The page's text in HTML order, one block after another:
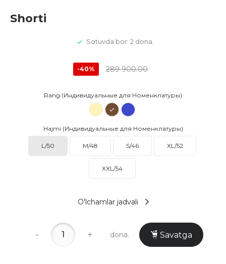
Shorti
Sotuvda bor: 2 dona.
-40% 289 900.00
Rang (Индивидуальные для Номенклатуры)
Hajmi (Индивидуальные для Номенклатуры)
L/50 M/48 S/46 XL/52
XXL/54
O'lchamlar jadvali
- + dona. Savatga